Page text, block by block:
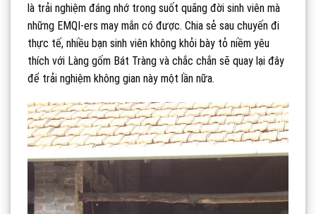
là trải nghiệm đáng nhớ trong suốt quãng đời sinh viên mà
những EMQI-ers may mắn có được. Chia sẻ sau chuyến đi
thực tế, nhiều bạn sinh viên không khỏi bày tỏ niềm yêu
thích với Làng gốm Bát Tràng và chắc chắn sẽ quay lại đây
để trải nghiệm không gian này một lần nữa.